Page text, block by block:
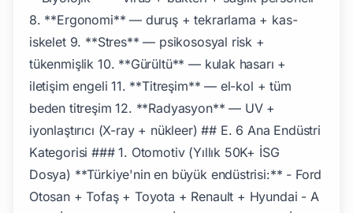
8. **Ergonomi** — duruş + tekrarlama + kas-
iskelet 9. **Stres** — psikososyal risk +
tükenmişlik 10. **Gürültü** — kulak hasarı +
iletişim engeli 11. **Titreşim** — el-kol + tüm
beden titreşim 12. **Radyasyon** — UV +
iyonlaştırıcı (X-ray + nükleer) ## E. 6 Ana Endüstri
Kategorisi ### 1. Otomotiv (Yıllık 50K+ İSG
Dosya) **Türkiye'nin en büyük endüstrisi:** - Ford
Otosan + Tofaş + Toyota + Renault + Hyundai - A